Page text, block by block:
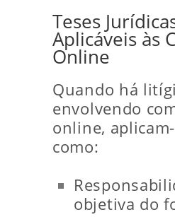
Teses
Aplicáveis às
Online
Quando há
envolvendo
online,
como:
objetiva do